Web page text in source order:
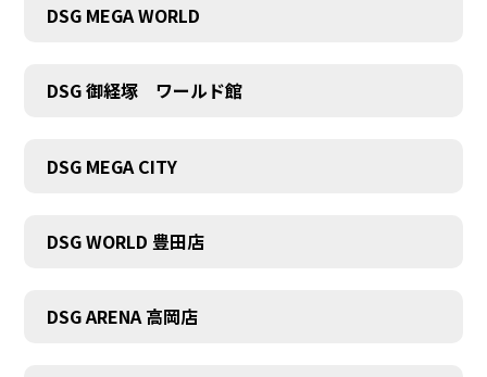
DSG MEGA WORLD
DSG 御経塚 ワールド館
DSG MEGA CITY
DSG WORLD 豊田店
DSG ARENA 高岡店